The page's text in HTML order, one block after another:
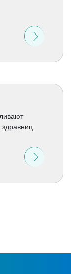
здравниц